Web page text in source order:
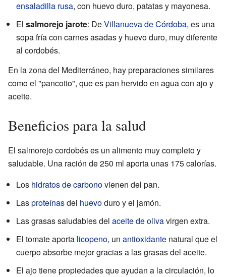
ensaladilla rusa, con huevo duro, patatas y mayonesa.
El salmorejo jarote: DeVillanueva de Córdoba, es una
sopa fría con carnes asadas y huevo duro, muy diferente
al cordobés.
En la zona del Mediterráneo, hay preparaciones similares
como el "pancotto", que es pan hervido en agua con ajo y
aceite.
Beneficios para la salud
El salmorejo cordobés es un alimento muy completo y
saludable. Una ración de 250 ml aporta unas 175 calorías.
Los hidratos de carbonovienen del pan.
Lasproteínasdel huevoduro y el jamón.
Las grasas saludables del aceite de olivavirgen extra.
El tomate aporta licopeno, un antioxidante natural que el
cuerpo absorbe mejor gracias a las grasas del aceite.
El ajo tiene propiedades que ayudan a la circulación, lo